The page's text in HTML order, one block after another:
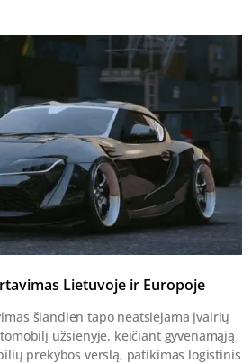
Lietuvoje ir Europoje
šiandien tapo neatsiejama įvairių
užsienyje, keičiant gyvenamąją
prekybos verslą, patikimas logistinis